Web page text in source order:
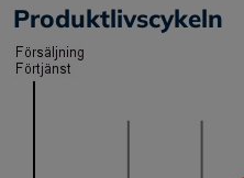
Produktlivscykeln